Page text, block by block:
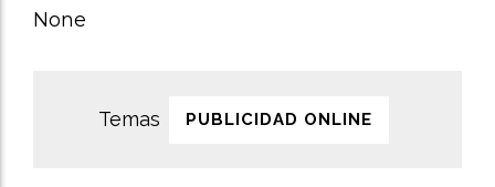
None
PUBLICIDAD ONLINE